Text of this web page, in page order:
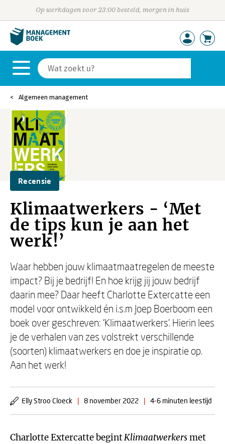
Op werkdagen voor 23:00 besteld, morgen in huis
Algemeen management
Recensie
Klimaatwerkers - ‘Met
de tips kun je aan het
werk!’
Waar hebben jouw klimaatmaatregelen de meeste
impact? Bij je bedrijf! En hoe krijg jij jouw bedrijf
daarin mee? Daar heeft Charlotte Extercatte een
model voor ontwikkeld én i.s.m Joep Boerboom een
boek over geschreven: ‘Klimaatwerkers’. Hierin lees
je de verhalen van zes volstrekt verschillende
(soorten) klimaatwerkers en doe je inspiratie op.
Aan het werk!
Elly Stroo Cloeck | 8 november 2022 | 4-6 minuten leestijd
Charlotte Extercatte begintKlimaatwerkersmet